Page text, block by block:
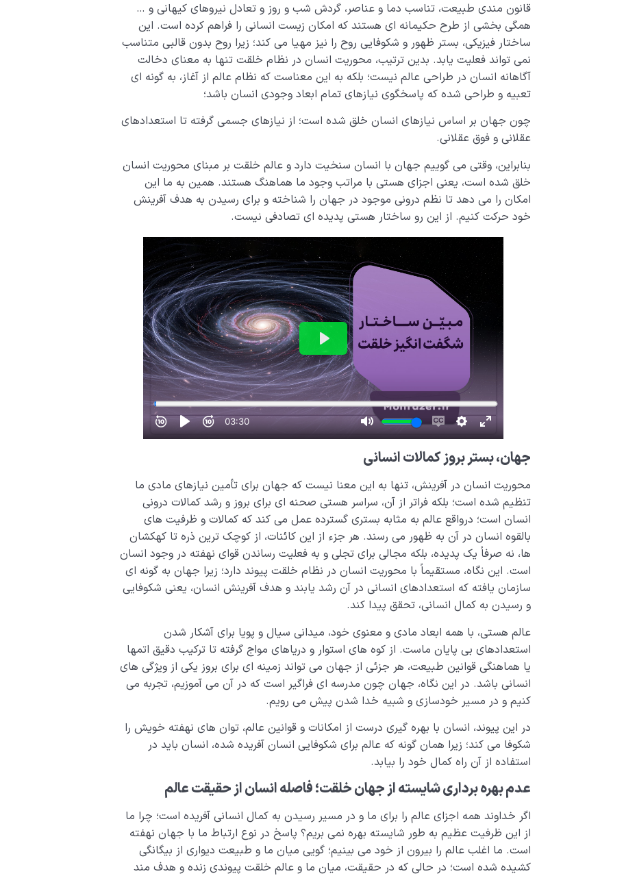
قانون مندی طبیعت، تناسب دما و عناصر، گردش شب و روز و تعادل نیروهای کیهانی و …
همگی بخشی از طرح حکیمانه ای هستند که امکان زیست انسانی را فراهم کرده است. این
ساختار فیزیکی، بستر ظهور و شکوفایی روح را نیز مهیا می کند؛ زیرا روح بدون قالبی متناسب
نمی تواند فعلیت یابد. بدین ترتیب، محوریت انسان در نظام خلقت تنها به معنای دخالت
آگاهانه انسان در طراحی عالم نیست؛ بلکه به این معناست که نظام عالم از آغاز، به گونه ای
تعبیه و طراحی شده که پاسخگوی نیازهای تمام ابعاد وجودی انسان باشد؛
چون جهان بر اساس نیازهای انسان خلق شده است؛ از نیازهای جسمی گرفته تا استعدادهای
عقلانی و فوق عقلانی.
بنابراین، وقتی می گوییم جهان با انسان سنخیت دارد و عالم خلقت بر مبنای محوریت انسان
خلق شده است، یعنی اجزای هستی با مراتب وجود ما هماهنگ هستند. همین به ما این
امکان را می دهد تا نظم درونی موجود در جهان را شناخته و برای رسیدن به هدف آفرینش
خود حرکت کنیم. از این رو ساختار هستی پدیده ای تصادفی نیست.
جهان، بستر بروز کمالات انسانی
محوریت انسان در آفرینش، تنها به این معنا نیست که جهان برای تأمین نیازهای مادی ما
تنظیم شده است؛ بلکه فراتر از آن، سراسر هستی صحنه ای برای بروز و رشد کمالات درونی
انسان است؛ درواقع عالم به مثابه بستری گسترده عمل می کند که کمالات و ظرفیت های
بالقوه انسان در آن به ظهور می رسند. هر جزء از این کائنات، از کوچک ترین ذره تا کهکشان
ها، نه صرفاً یک پدیده، بلکه مجالی برای تجلی و به فعلیت رساندن قوای نهفته در وجود انسان
است. این نگاه، مستقیماً با محوریت انسان در نظام خلقت پیوند دارد؛ زیرا جهان به گونه ای
سازمان یافته که استعدادهای انسانی در آن رشد یابند و هدف آفرینش انسان، یعنی شکوفایی
و رسیدن به کمال انسانی، تحقق پیدا کند.
عالم هستی، با همه ابعاد مادی و معنوی خود، میدانی سیال و پویا برای آشکار شدن
استعدادهای بی پایان ماست. از کوه های استوار و دریاهای مواج گرفته تا ترکیب دقیق اتمها
یا هماهنگی قوانین طبیعت، هر جزئی از جهان می تواند زمینه ای برای بروز یکی از ویژگی های
انسانی باشد. در این نگاه، جهان چون مدرسه ای فراگیر است که در آن می آموزیم، تجربه می
کنیم و در مسیر خودسازی و شبیه خدا شدن پیش می رویم.
در این پیوند، انسان با بهره گیری درست از امکانات و قوانین عالم، توان های نهفته خویش را
شکوفا می کند؛ زیرا همان گونه که عالم برای شکوفایی انسان آفریده شده، انسان باید در
استفاده از آن راه کمال خود را بیابد.
عدم بهره برداری شایسته از جهان خلقت؛ فاصله انسان از حقیقت عالم
اگر خداوند همه اجزای عالم را برای ما و در مسیر رسیدن به کمال انسانی آفریده است؛ چرا ما
از این ظرفیت عظیم به طور شایسته بهره نمی بریم؟ پاسخ در نوع ارتباط ما با جهان نهفته
است. ما اغلب عالم را بیرون از خود می بینیم؛ گویی میان ما و طبیعت دیواری از بیگانگی
کشیده شده است؛ در حالی که در حقیقت، میان ما و عالم خلقت پیوندی زنده و هدف مند